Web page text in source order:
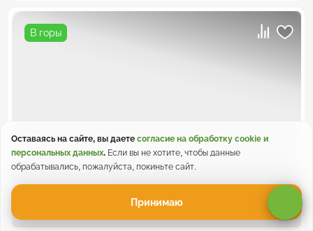
В горы
4.9/ 14 отзывов
Оставаясь на сайте, вы даете согласие на обработку cookie и
персональных данных. Если вы не хотите, чтобы данные
обрабатывались, пожалуйста, покиньте сайт.
Принимаю